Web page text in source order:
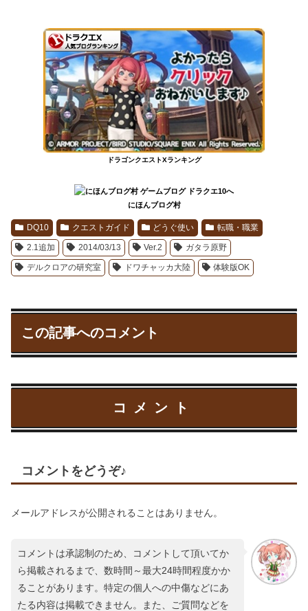
ドラゴンクエストXランキング
にほんブログ村
DQ10 クエストガイド どうぐ使い 転職・職業
2.1追加 2014/03/13 Ver.2 ガタラ原野
デルクロアの研究室 ドワチャッカ大陸 体験版OK
この記事へのコメント
コメント
コメントをどうぞ♪
メールアドレスが公開されることはありません。
コメントは承認制のため、コメントして頂いてか
ら掲載されるまで、数時間～最大24時間程度かか
ることがあります。特定の個人への中傷などにあ
たる内容は掲載できません。また、ご質問などを